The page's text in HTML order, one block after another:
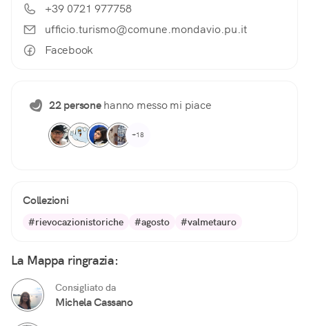
+39 0721 977758
ufficio.turismo@comune.mondavio.pu.it
Facebook
22 personehanno messo mi piace
+18
Collezioni
#rievocazionistoriche #agosto #valmetauro
La Mappa ringrazia:
Consigliato da
Michela Cassano